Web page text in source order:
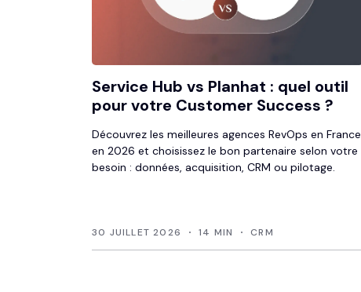
Service Hub vs Planhat : quel outil
pour votre Customer Success ?
Découvrez les meilleures agences RevOps en France
en 2026 et choisissez le bon partenaire selon votre
besoin : données, acquisition, CRM ou pilotage.
30 JUILLET 2026 14 MIN CRM